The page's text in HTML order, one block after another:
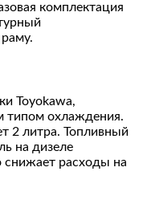
комплектация
Toyokawa,
охлаждения.
2 литра. Топливный
на дизеле
снижает расходы на